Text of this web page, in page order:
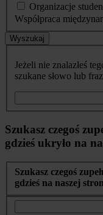
Organizacje
Współpraca
Wyszukaj
Jeżeli nie znalazłeś
szukane słowo lub
Szukasz czegoś
gdzieś ukryło na
Szukasz czegoś
gdzieś na naszej